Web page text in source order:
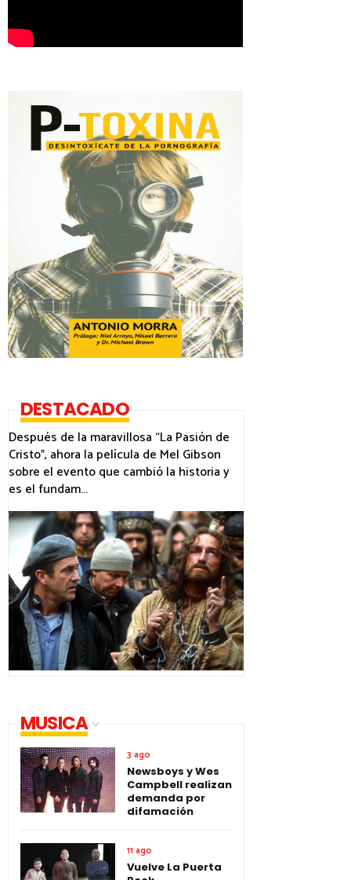
DESTACADO
Después de la maravillosa “La Pasión de
Cristo”, ahora la película de Mel Gibson
sobre el evento que cambió la historia y
es el fundam...
MUSICA
3 ago
Newsboys y Wes
Campbell realizan
demanda por
difamación
11 ago
Vuelve La Puerta